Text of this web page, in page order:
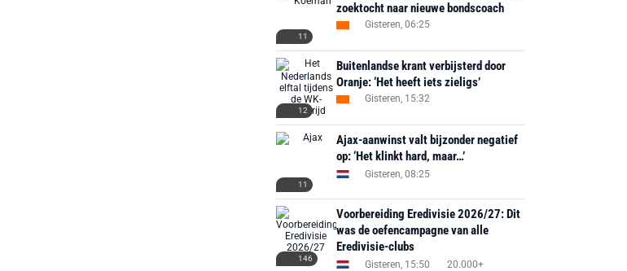
11
zoektocht naar nieuwe bondscoach
Gisteren, 06:25
12
Buitenlandse krant verbijsterd door
Oranje: ‘Het heeft iets zieligs’
Gisteren, 15:32
11
Ajax-aanwinst valt bijzonder negatief
op: ‘Het klinkt hard, maar…’
Gisteren, 08:25
146
Voorbereiding Eredivisie 2026/27: Dit
was de oefencampagne van alle
Eredivisie-clubs
Gisteren, 15:50 20.000+